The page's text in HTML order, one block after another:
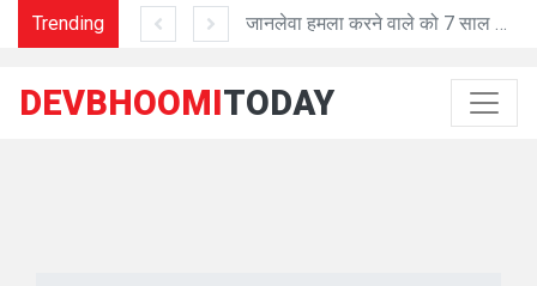
Trending जानलेवा हमला करने वाले को 7 साल की सजा
DEVBHOOMITODAY